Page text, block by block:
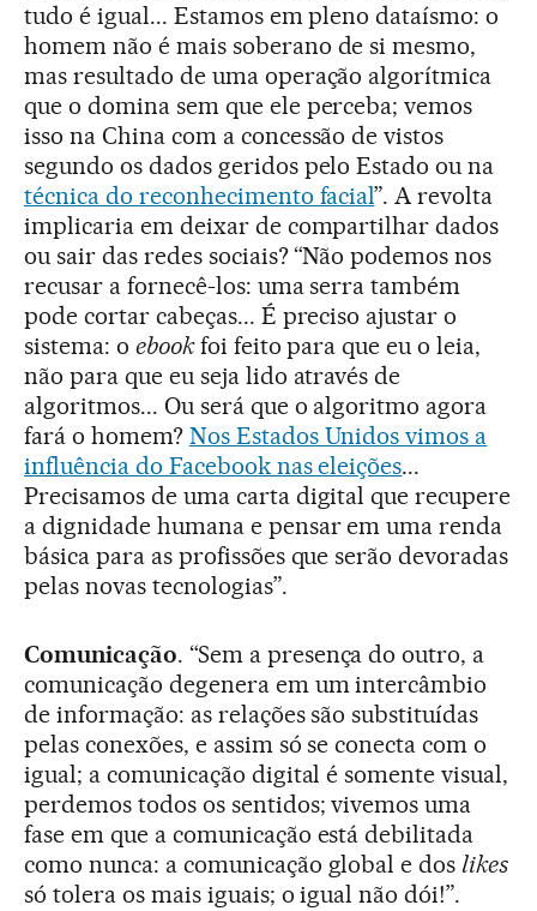
tudo é igual... Estamos em pleno dataísmo: o
homem não é mais soberano de si mesmo,
mas resultado de uma operação algorítmica
que o domina sem que ele perceba; vemos
isso na China com a concessão de vistos
segundo os dados geridos pelo Estado ou na
técnica do reconhecimento facial”. A revolta
implicaria em deixar de compartilhar dados
ou sair das redes sociais? “Não podemos nos
recusar a fornecê-los: uma serra também
pode cortar cabeças... É preciso ajustar o
sistema: o ebookfoi feito para que eu o leia,
não para que eu seja lido através de
algoritmos... Ou será que o algoritmo agora
fará o homem? Nos Estados Unidos vimos a
influência do Facebook nas eleições...
Precisamos de uma carta digital que recupere
a dignidade humana e pensar em uma renda
básica para as profissões que serão devoradas
pelas novas tecnologias”.
Comunicação. “Sem a presença do outro, a
comunicação degenera em um intercâmbio
de informação: as relações são substituídas
pelas conexões, e assim só se conecta com o
igual; a comunicação digital é somente visual,
perdemos todos os sentidos; vivemos uma
fase em que a comunicação está debilitada
como nunca: a comunicação global e dos likes
só tolera os mais iguais; o igual não dói!”.